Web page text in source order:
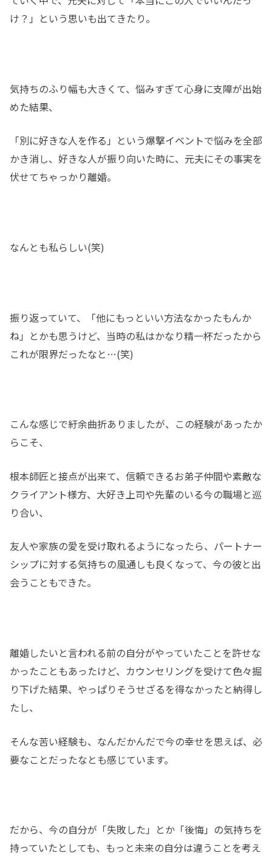
け？」という思いも出てきたり。
気持ちのふり幅も大きくて、悩みすぎて心身に支障が出始
めた結果、
「別に好きな人を作る」という爆撃イベントで悩みを全部
かき消し、好きな人が振り向いた時に、元夫にその事実を
伏せてちゃっかり離婚。
なんとも私らしい(笑)
振り返っていて、「他にもっといい方法なかったもんか
ね」とかも思うけど、当時の私はかなり精一杯だったから
これが限界だったなと…(笑)
こんな感じで紆余曲折ありましたが、この経験があったか
らこそ、
根本師匠と接点が出来て、信頼できるお弟子仲間や素敵な
クライアント様方、大好き上司や先輩のいる今の職場と巡
り合い、
友人や家族の愛を受け取れるようになったら、パートナー
シップに対する気持ちの風通しも良くなって、今の彼と出
会うこともできた。
離婚したいと言われる前の自分がやっていたことを許せな
かったこともあったけど、カウンセリングを受けて色々掘
り下げた結果、やっぱりそうせざるを得なかったと納得し
たし、
そんな苦い経験も、なんだかんだで今の幸せを思えば、必
要なことだったなとも感じています。
だから、今の自分が「失敗した」とか「後悔」の気持ちを
持っていたとしても、もっと未来の自分は違うことを考え